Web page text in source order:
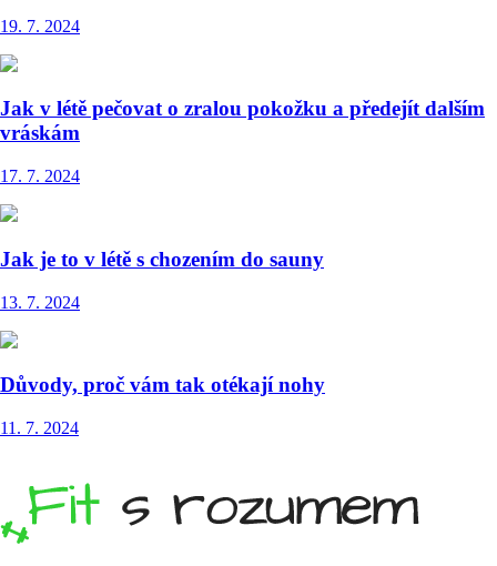
19. 7. 2024
Jak v létě pečovat o zralou pokožku a předejít dalším
vráskám
17. 7. 2024
Jak je to v létě s chozením do sauny
13. 7. 2024
Důvody, proč vám tak otékají nohy
11. 7. 2024